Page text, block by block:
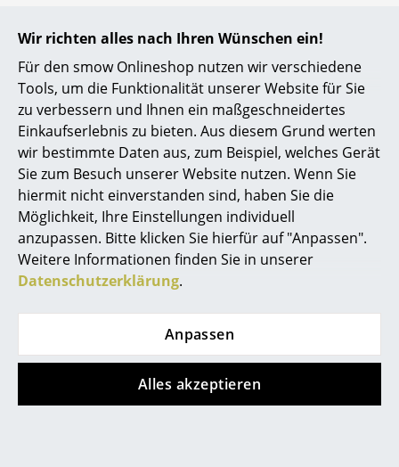
Wir richten alles nach Ihren Wünschen ein!
Für den smow Onlineshop nutzen wir verschiedene
Tools, um die Funktionalität unserer Website für Sie
zu verbessern und Ihnen ein maßgeschneidertes
Einkaufserlebnis zu bieten. Aus diesem Grund werten
wir bestimmte Daten aus, zum Beispiel, welches Gerät
Sie zum Besuch unserer Website nutzen. Wenn Sie
hiermit nicht einverstanden sind, haben Sie die
Möglichkeit, Ihre Einstellungen individuell
anzupassen. Bitte klicken Sie hierfür auf "Anpassen".
Weitere Informationen finden Sie in unserer
Datenschutzerklärung.
Anpassen
Alles akzeptieren
Garderoben
Kleinaufbewahrung
Einzelteile
... alle Aufbewahrungsmöbel
Licht
Hängeleuchten & Deckenleuchten
Tischleuchten
Stehleuchten & Leseleuchten
Bodenleuchten
Schnelle Lieferung
30 Tage Rückgaberecht
Persönliche Ansprechpartner
Sichere Zahlung durch SSL-Verschlüsselung
Datenschutz
smow Stores
Berlin
Chemnitz
Düsseldorf
Essen
Hamburg
Köln
Konstanz
Leipzig
Nürnberg
Schwarzwald
Solothurn